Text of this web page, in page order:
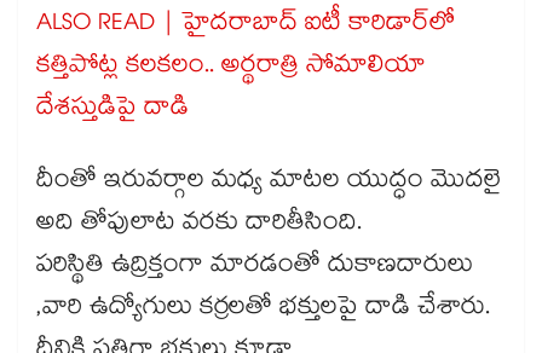
ALSO READ | హైదరాబాద్ ఐటీ కారిడార్‎లో
కత్తిపోట్ల కలకలం.. అర్థరాత్రి సోమాలియా
దేశస్తుడిపై దాడి
దీంతో ఇరువర్గాల మధ్య మాటల యుద్ధం మొదలై
అది తోపులాట వరకు దారితీసింది.
పరిస్థితి ఉద్రిక్తంగా మారడంతో దుకాణదారులు
,వారి ఉద్యోగులు కర్రలతో భక్తులపై దాడి చేశారు.